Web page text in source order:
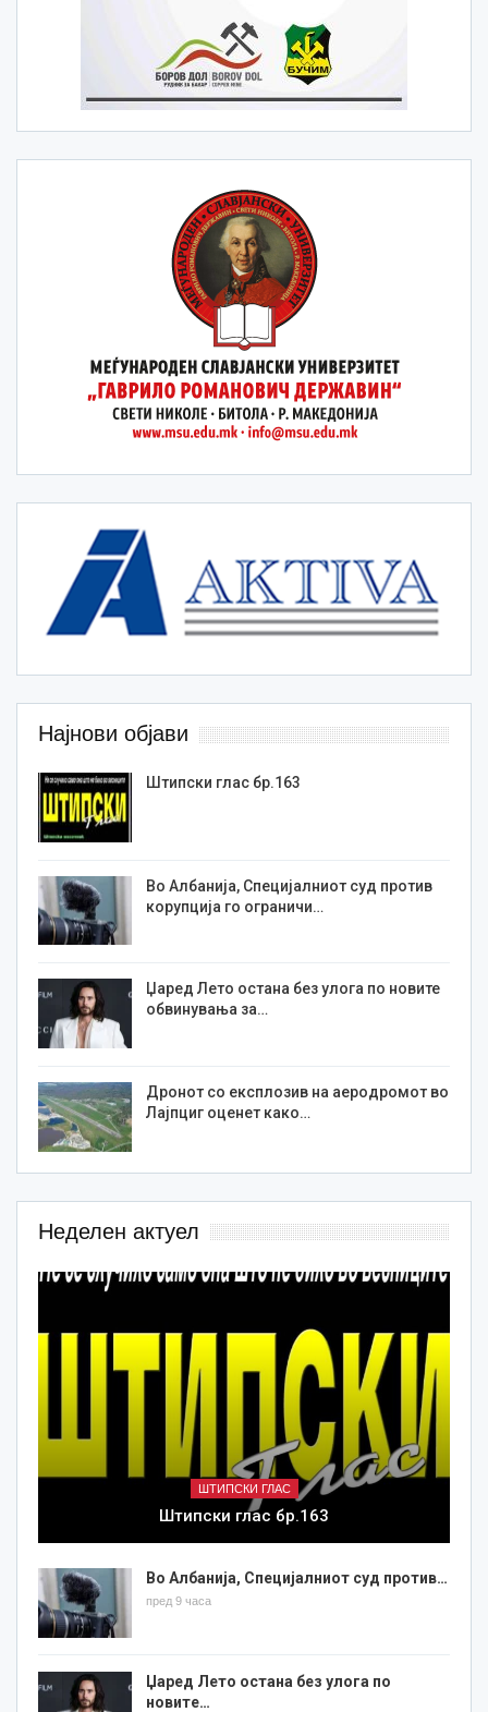
Најнови објави
Штипски глас бр.163
Во Албанија, Специјалниот суд против
корупција го ограничи…
Џаред Лето остана без улога по новите
обвинувања за…
Дронот со експлозив на аеродромот во
Лајпциг оценет како…
Неделен актуел
ШТИПСКИ ГЛАС
Штипски глас бр.163
Во Албанија, Специјалниот суд против…
пред 9 часа
Џаред Лето остана без улога по
новите…